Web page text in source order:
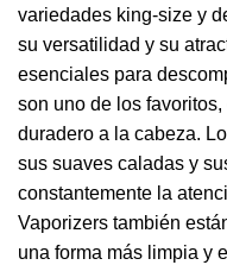
variedades king-size y
su versatilidad y su
esenciales para
son uno de los
duradero a la cabeza.
sus suaves caladas y
constantemente la
Vaporizers también
una forma más limpia y